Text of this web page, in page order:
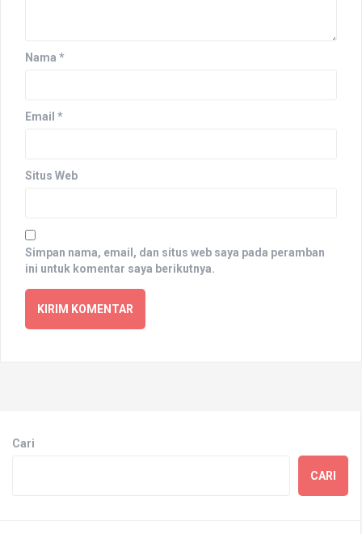
Nama *
Email *
Situs Web
Simpan nama, email, dan situs web saya pada peramban
ini untuk komentar saya berikutnya.
Cari
CARI